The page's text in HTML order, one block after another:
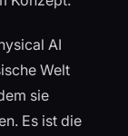
AI
Welt
sie
Es ist die